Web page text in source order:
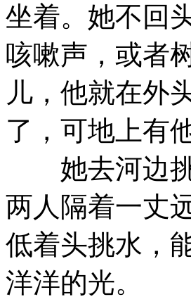
坐着。她不回
咳嗽声，或者
儿，他就在外
了，可地上有
她去河边挑
两人隔着一丈
低着头挑水，
洋洋的光。